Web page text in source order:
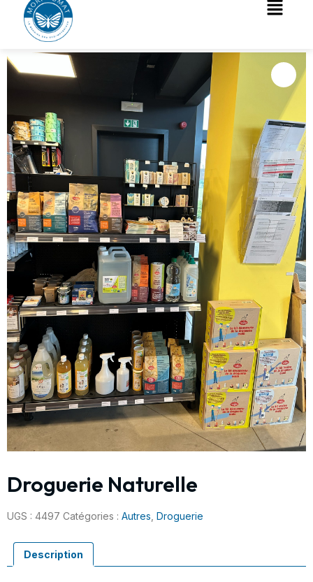
Accueil/Autres
Droguerie Naturelle
UGS : 4497 Catégories : Autres Droguerie
Description